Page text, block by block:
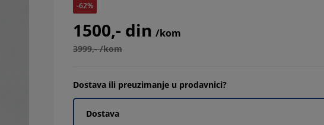
-62%
1500,- din /kom
3999,- /kom
Dostava ili preuzimanje u prodavnici?
Dostava
6.666666666666667%